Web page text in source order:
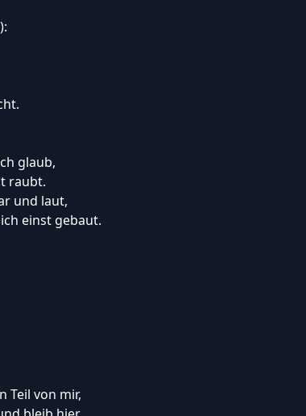
glaub,
raubt.
und laut,
einst gebaut.
Teil von mir,